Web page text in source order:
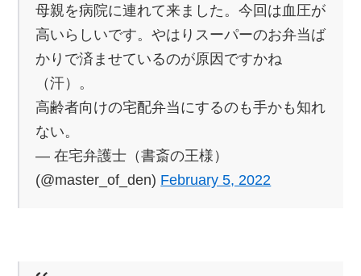
母親を病院に連れて来ました。今回は血圧が
高いらしいです。やはりスーパーのお弁当ば
かりで済ませているのが原因ですかね
（汗）。
高齢者向けの宅配弁当にするのも手かも知れ
ない。
— 在宅弁護士（書斎の王様）
(@master_of_den) February 5, 2022